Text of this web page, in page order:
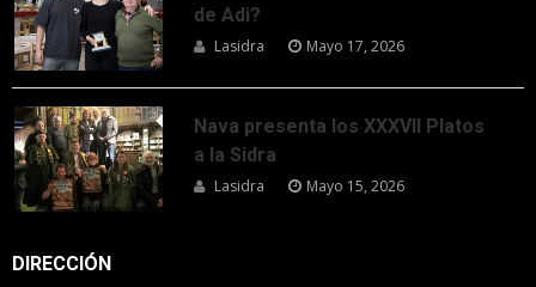
de Adi?
Lasidra Mayo 17, 2026
Nava presenta los XXXVII Platos
a la Sidra
Lasidra Mayo 15, 2026
DIRECCIÓN